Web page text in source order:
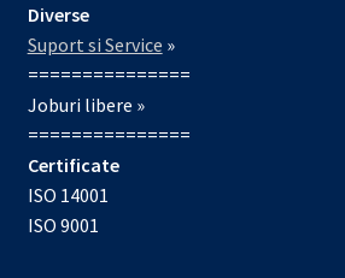
Diverse
Suport si Service »
===============
Joburi libere »
===============
Certificate
ISO 14001
ISO 9001